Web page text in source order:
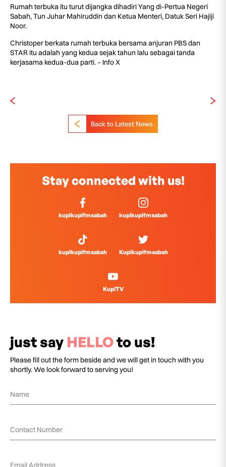
Rumah terbuka itu turut dijangka dihadiri Yang di-Pertua Negeri
Sabah, Tun Juhar Mahiruddin dan Ketua Menteri, Datuk Seri Hajiji
Noor.
Christoper berkata rumah terbuka bersama anjuran PBS dan
STAR itu adalah yang kedua sejak tahun lalu sebagai tanda
kerjasama kedua-dua parti. – Info X
Back to Latest News
Stay connected with us!
kupikupifmsabah kupikupifmsabah
kupikupifmsabah Kupikupifmsabah
KupiTV
just say HELLOto us!
Please fill out the form beside and we will get in touch with you
shortly. We look forward to serving you!